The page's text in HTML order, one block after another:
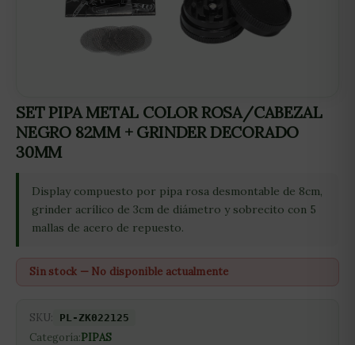
SET PIPA METAL COLOR ROSA/CABEZAL
NEGRO 82MM + GRINDER DECORADO
30MM
Display compuesto por pipa rosa desmontable de 8cm,
grinder acrílico de 3cm de diámetro y sobrecito con 5
mallas de acero de repuesto.
Sin stock — No disponible actualmente
SKU: PL-ZK022125
Categoría:PIPAS